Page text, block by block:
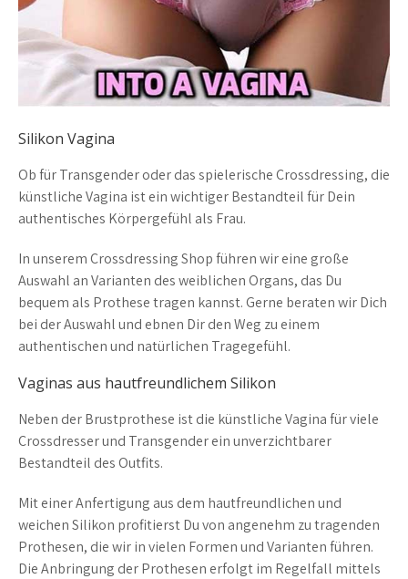
Silikon Vagina
Ob für Transgender oder das spielerische Crossdressing, die
künstliche Vagina ist ein wichtiger Bestandteil für Dein
authentisches Körpergefühl als Frau.
In unserem Crossdressing Shop führen wir eine große
Auswahl an Varianten des weiblichen Organs, das Du
bequem als Prothese tragen kannst. Gerne beraten wir Dich
bei der Auswahl und ebnen Dir den Weg zu einem
authentischen und natürlichen Tragegefühl.
Vaginas aus hautfreundlichem Silikon
Neben der Brustprothese ist die künstliche Vagina für viele
Crossdresser und Transgender ein unverzichtbarer
Bestandteil des Outfits.
Mit einer Anfertigung aus dem hautfreundlichen und
weichen Silikon profitierst Du von angenehm zu tragenden
Prothesen, die wir in vielen Formen und Varianten führen.
Die Anbringung der Prothesen erfolgt im Regelfall mittels